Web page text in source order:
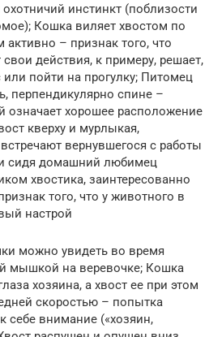
инстинкт (поблизости
Кошка виляет хвостом по
– признак того, что
действия, к примеру, решает,
или пойти на прогулку; Питомец
перпендикулярно спине –
означает хорошее расположение
кверху и мурлыкая,
вернувшегося с работы
сидя домашний любимец
хвостика, заинтересованно
того, что у животного в
настрой
можно увидеть во время
мышкой на веревочке; Кошка
хозяина, а хвост ее при этом
скоростью – попытка
себе внимание («хозяин,